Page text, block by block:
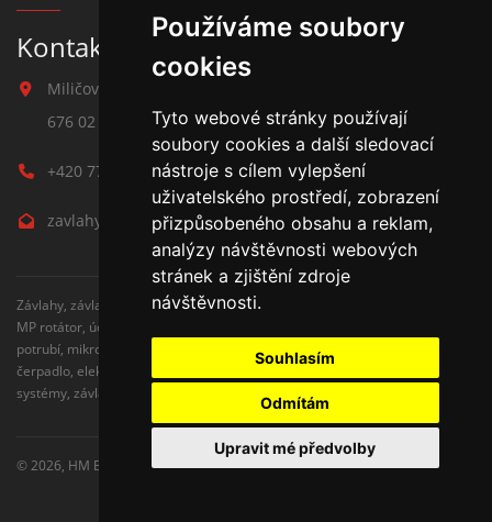
Používáme soubory
cookies
Tyto webové stránky používají
soubory cookies a další sledovací
nástroje s cílem vylepšení
uživatelského prostředí, zobrazení
přizpůsobeného obsahu a reklam,
analýzy návštěvnosti webových
stránek a zjištění zdroje
návštěvnosti.
Souhlasím
Odmítám
Upravit mé předvolby
Kontakt na závlahy
Miličova 541
676 02 Moravské Budějovice
+420 777 780 938
zavlahy@hmbuilding.cz
Závlahy, závlahové systémy, AZS, postřikovače, trysky, kapenkova závlaha,
MP rotátor, úderove postřikovače, automatické zavlažovaní, kapkovací
potrubí, mikrozávlaha, zahradní hadice, zahradní sloupky, Hunter,
čerpadlo, elektromagnetické ventily, zavlažovaní trávníku, zavlažovací
systémy, závlaha svépomocí, rozvodné potrubí, čidlo srážek
© 2026, HM Building s.r.o.